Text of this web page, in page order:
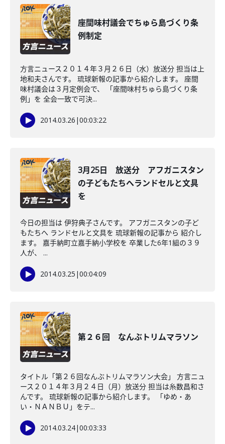
座間味村議会でちゅら島づくり条
例制定
方言ニュース２０１４年３月２６日（水）放送分 担当は上
地和夫さんです。 琉球新報の記事から紹介します。 座間
味村議会は３月定例会で、 「座間味村ちゅら島づくり条
例」を 全会一致で可決...
2014.03.26 |00:03:22
3月25日 放送分 アフガニスタン
の子どもたちへランドセルと文具
を
今日の担当は 伊狩典子さんです。 アフガニスタンの子ど
もたちへ ランドセルと文具を 琉球新報の記事から 紹介し
ます。 嘉手納町立嘉手納小学校を 卒業した6年1組の３９
人が、 ...
2014.03.25 |00:04:09
第２６回 なんぶトリムマラソン
タイトル「第２６回なんぶトリムマラソン大会」 方言ニュ
ース２０１４年３月２４日（月）放送分 担当は糸数昌和さ
んです。 琉球新報の記事から紹介します。 「ゆめ・あ
い・ＮＡＮＢＵ」をテ...
2014.03.24|00:03:33